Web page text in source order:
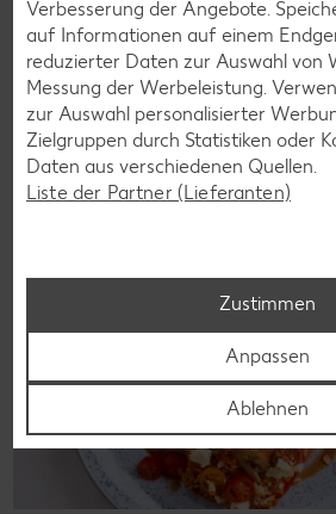
denn es geht auch ohne. Unsere
bringen Vielfalt auf den Tisch – für
Genießer, für die Lunchbox oder das
Rezepte
Verbesserung der Angebote.
auf Informationen auf einem
reduzierter Daten zur Auswahl von
Messung der Werbeleistung.
zur Auswahl personalisierter
Zielgruppen durch Statistiken oder
Daten aus verschiedenen Quellen.
Liste der Partner (Lieferanten)
Zustimmen
Anpassen
Ablehnen